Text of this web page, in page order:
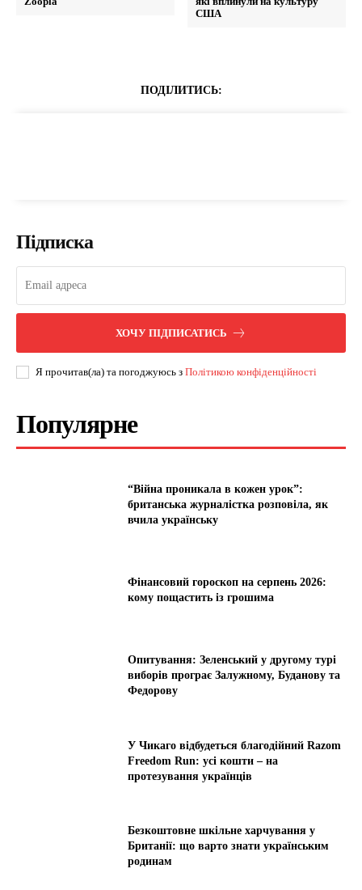
США
ПОДІЛИТИСЬ:
Підписка
ХОЧУ ПІДПИСАТИСЬ
Я прочитав(ла) та погоджуюсь з Політикою конфіденційності
Популярне
“Війна проникала в кожен урок”:
британська журналістка розповіла, як
вчила українську
Фінансовий гороскоп на серпень 2026:
кому пощастить із грошима
Опитування: Зеленський у другому турі
виборів програє Залужному, Буданову та
Федорову
У Чикаго відбудеться благодійний Razom
Freedom Run: усі кошти – на
протезування українців
Безкоштовне шкільне харчування у
Британії: що варто знати українським
родинам